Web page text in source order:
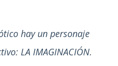
hay un personaje
LA IMAGINACIÓN.